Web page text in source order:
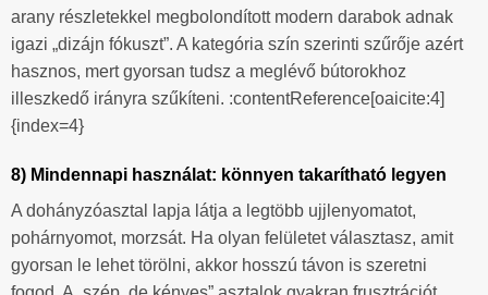
arany részletekkel megbolondított modern darabok adnak
igazi „dizájn fókuszt”. A kategória szín szerinti szűrője azért
hasznos, mert gyorsan tudsz a meglévő bútorokhoz
illeszkedő irányra szűkíteni. :contentReference[oaicite:4]
{index=4}
8) Mindennapi használat: könnyen takarítható legyen
A dohányzóasztal lapja látja a legtöbb ujjlenyomatot,
pohárnyomot, morzsát. Ha olyan felületet választasz, amit
gyorsan le lehet törölni, akkor hosszú távon is szeretni